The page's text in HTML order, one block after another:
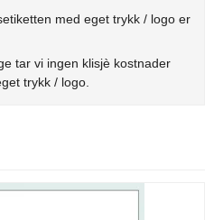
med eget trykk / logo er
tar vi ingen klisjè kostnader
trykk / logo.